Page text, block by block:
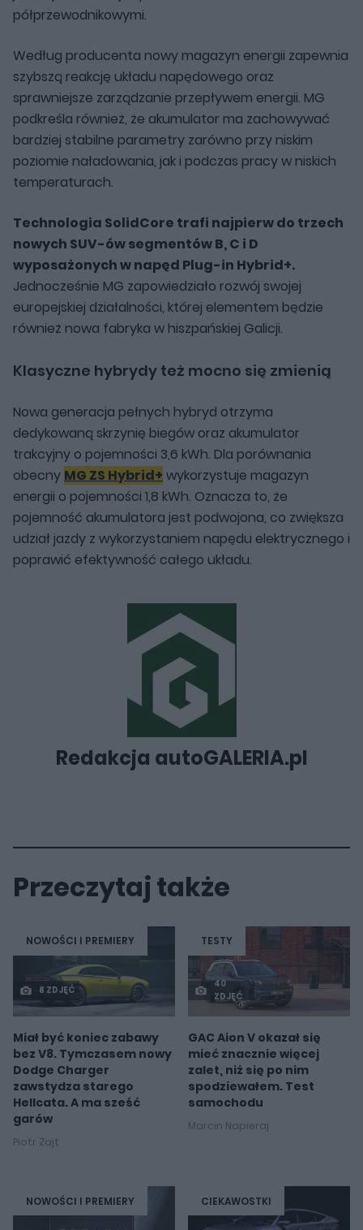
półprzewodnikowymi.
Według producenta nowy magazyn energii zapewnia
szybszą reakcję układu napędowego oraz
sprawniejsze zarządzanie przepływem energii. MG
podkreśla również, że akumulator ma zachowywać
bardziej stabilne parametry zarówno przy niskim
poziomie naładowania, jak i podczas pracy w niskich
temperaturach.
Technologia SolidCore trafi najpierw do trzech
nowych SUV-ów segmentów B, C i D
wyposażonych w napęd Plug-in Hybrid+.
Jednocześnie MG zapowiedziało rozwój swojej
europejskiej działalności, której elementem będzie
również nowa fabryka w hiszpańskiej Galicji.
Klasyczne hybrydy też mocno się zmienią
Nowa generacja pełnych hybryd otrzyma
dedykowaną skrzynię biegów oraz akumulator
trakcyjny o pojemności 3,6 kWh. Dla porównania
obecny MG ZS Hybrid+ wykorzystuje magazyn
energii o pojemności 1,8 kWh. Oznacza to, że
pojemność akumulatora jest podwojona, co zwiększa
udział jazdy z wykorzystaniem napędu elektrycznego i
poprawić efektywność całego układu.
Redakcja autoGALERIA.pl
Przeczytaj także
NOWOŚCI I PREMIERY
8 ZDJĘĆ
Miał być koniec zabawy
bez V8. Tymczasem nowy
Dodge Charger
zawstydza starego
Hellcata. A ma sześć
garów
Piotr Zajt
TESTY
40
ZDJĘĆ
GAC Aion V okazał się
mieć znacznie więcej
zalet, niż się po nim
spodziewałem. Test
samochodu
Marcin Napieraj
NOWOŚCI I PREMIERY CIEKAWOSTKI